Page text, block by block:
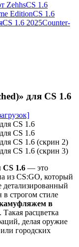
ZehhsCS 1.6
EditionCS 1.6
CS 1.6 2025Counter-
для CS 1.6
CS 1.6 — это
из CS:GO, который
детализированный
строгом стиле
в
. Такая расцветка
делая оружие
городских